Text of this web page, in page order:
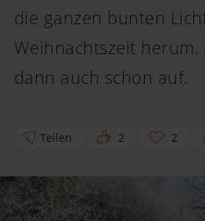
die ganzen bunten
Weihnachtszeit
dann auch schon auf.
Teilen 2 2